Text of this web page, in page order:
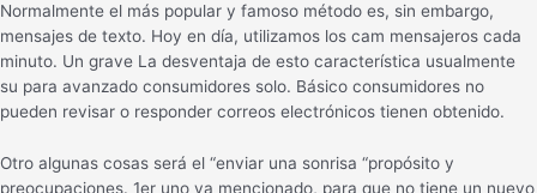
Normalmente el más popular y famoso método es, sin embargo,
mensajes de texto. Hoy en día, utilizamos los cam mensajeros cada
minuto. Un grave ​​La desventaja de esto característica usualmente
su para avanzado consumidores solo. Básico consumidores no
pueden revisar o responder correos electrónicos tienen obtenido.
Otro algunas cosas será el “enviar una sonrisa “propósito y
preocupaciones. 1er uno ya mencionado, para que no tiene un nuevo